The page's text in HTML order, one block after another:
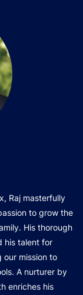
Raj masterfully
to grow the
His thorough
his talent for
mission to
A nurturer by
enriches his